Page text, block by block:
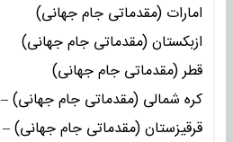
امارات (مقدماتی جام جهانی)
ازبکستان (مقدماتی جام جهانی)
قطر (مقدماتی جام جهانی)
کره شمالی (مقدماتی جام جهانی) –
قرقیزستان (مقدماتی جام جهانی) – 1 گل